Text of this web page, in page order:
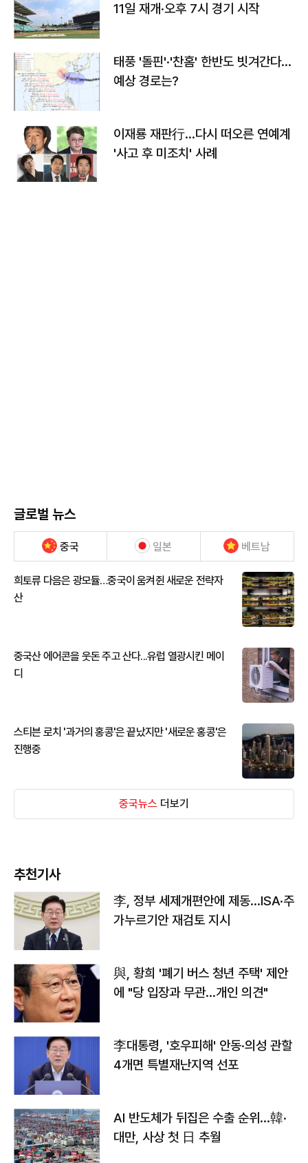
11일 재개·오후 7시 경기 시작
태풍 '돌핀'·'찬홈' 한반도 빗겨간다…
예상 경로는?
이재룡 재판行…다시 떠오른 연예계
'사고 후 미조치' 사례
글로벌 뉴스
중국 일본 베트남
희토류 다음은 광모듈…중국이 움켜쥔 새로운 전략자
산
중국산 에어콘을 웃돈 주고 산다...유럽 열광시킨 메이
디
스티븐 로치 '과거의 홍콩'은 끝났지만 '새로운 홍콩'은
진행중
중국뉴스 더보기
추천기사
李, 정부 세제개편안에 제동…ISA·주
가누르기안 재검토 지시
與, 황희 '폐기 버스 청년 주택' 제안
에 "당 입장과 무관…개인 의견"
李대통령, '호우피해' 안동·의성 관할
4개면 특별재난지역 선포
AI 반도체가 뒤집은 수출 순위…韓·
대만, 사상 첫 日 추월